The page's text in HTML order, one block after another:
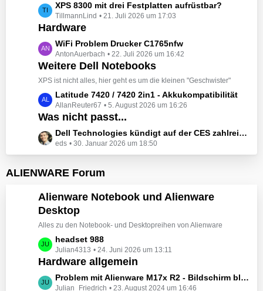
e
B
i
r
ä
g
e
L
e
t
z
t
e
B
i
r
ä
g
XPS 8300 mit drei Festplatten aufrüstbar?
TillmannLind 21. Juli 2026 um 17:03
Hardware
L
e
t
z
e
B
i
ä
e
WiFi Problem Drucker C1765nfw
AntonAuerbach 22. Juli 2026 um 16:42
Weitere Dell Notebooks
XPS ist nicht alles, hier geht es um die kleinen "Geschwister"
L
e
t
z
t
e
e
t
r
ä
g
e
Latitude 7420 / 7420 2in1 - Akkukompatibilität
AllanReuter67 5. August 2026 um 16:26
Was nicht passt...
L
e
t
z
e
B
e
i
t
r
ä
g
e
Dell Technologies kündigt auf der CES zahlreiche Alienware-Neuheiten an
eds 30. Januar 2026 um 18:50
ALIENWARE Forum
Alienware Notebook und Alienware
Desktop
Alles zu den Notebook- und Desktopreihen von Alienware
L
e
t
z
t
headset 988
Julian4313 24. Juni 2026 um 13:11
Hardware allgemein
L
Problem mit Alienware M17x R2 - Bildschirm bleibt schwarz beim Start
Julian_Friedrich 23. August 2024 um 16:46